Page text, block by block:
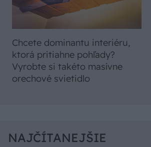
Chcete dominantu interiéru,
ktorá pritiahne pohľady?
Vyrobte si takéto masívne
orechové svietidlo
NAJČÍTANEJŠIE